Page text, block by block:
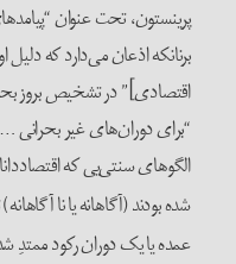
پرینستون، تحت عنوان
برنانکه اذعان می‌دارد که دلیل
اقتصادی]” در تشخیص بروز
“برای دوران‌های غیر بحرانی
الگوهای سنتی‌یی که
شده بودند (آگاهانه یا نا
عمده یا یک دوران رکود ممتدِ